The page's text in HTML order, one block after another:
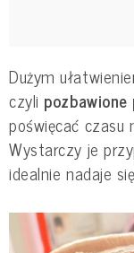
Dużym
czyli
poświęcać
Wystarczy je
idealnie nadaje